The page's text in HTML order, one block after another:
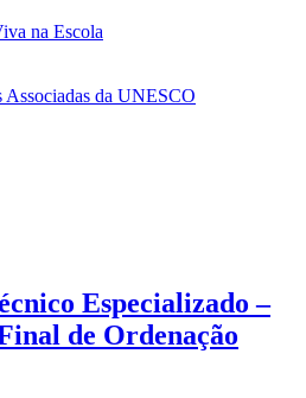
na Escola
Associadas da UNESCO
Especializado –
de Ordenação